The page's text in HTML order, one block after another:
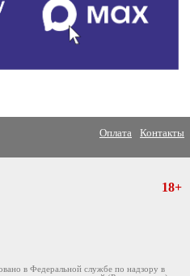
Оплата Контакты
18+
в Федеральной службе по надзору в